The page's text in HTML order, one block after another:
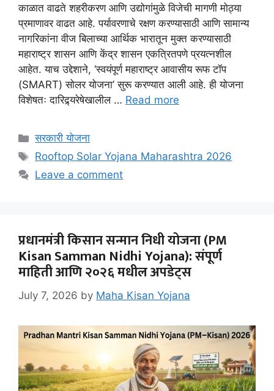
काळात वाढते शहरीकरण आणि उद्योगांमुळे विजेची मागणी मोठ्या
प्रमाणावर वाढत आहे. पर्यावरणाचे रक्षण करण्यासाठी आणि सामान्य
नागरिकांना वीज बिलाच्या आर्थिक भारातून मुक्त करण्यासाठी
महाराष्ट्र शासन आणि केंद्र शासन एकत्रितपणे प्रयत्नशील
आहेत. याच उद्देशाने, ‘स्वयंपूर्ण महाराष्ट्र आवासीय रूफ टॉप
(SMART) सोलर योजना’ सुरू करण्यात आली आहे. ही योजना
विशेषतः दारिद्र्यरेषेखालील … Read more
Categories
सरकारी योजना
Tags
Rooftop Solar Yojana Maharashtra 2026
Leave a comment
प्रधानमंत्री किसान सन्मान निधी योजना (PM
Kisan Samman Nidhi Yojana): संपूर्ण
माहिती आणि २०२६ मधील अपडेट्स
July 7, 2026 by Maha Kisan Yojana